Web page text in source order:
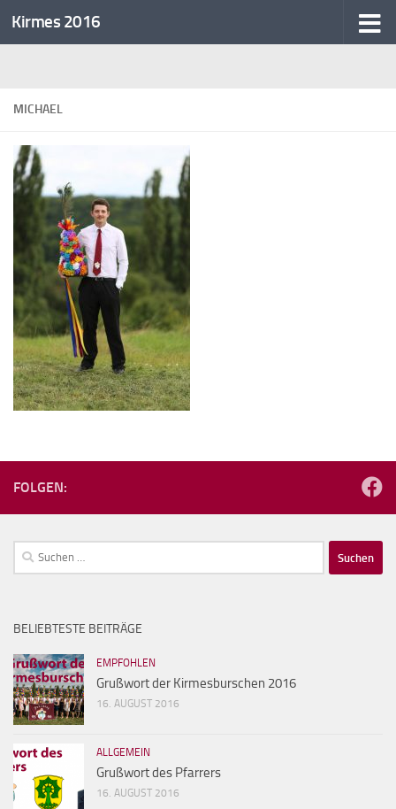
Unter dem Inhalt
Kirmes 2016
MICHAEL
FOLGEN:
Suchen
nach:
BELIEBTESTE BEITRÄGE
EMPFOHLEN
Grußwort der Kirmesburschen 2016
16. AUGUST 2016
ALLGEMEIN
Grußwort des Pfarrers
16. AUGUST 2016